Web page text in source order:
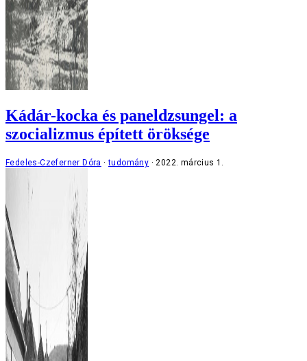
Kádár-kocka és paneldzsungel: a
szocializmus épített öröksége
Fedeles-Czeferner Dóra tudomány 2022. március 1.